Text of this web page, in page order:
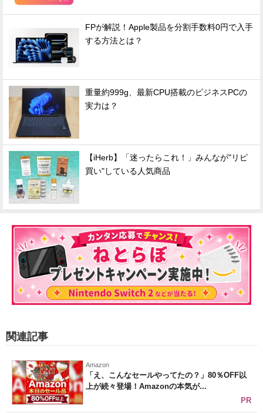
FPが解説！Apple製品を分割手数料0円で入手
する方法とは？
重量約999g、最新CPU搭載のビジネスPCの
実力は？
【iHerb】「迷ったらこれ！」みんなが"リピ
買い"している人気商品
関連記事
Amazon
「え、こんなセールやってたの？」80％OFF以
上が続々登場！Amazonの本気が...
PR